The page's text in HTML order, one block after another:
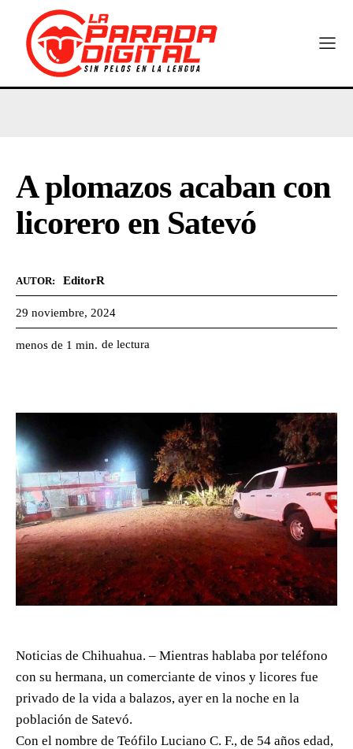
A plomazos acaban con
licorero en Satevó
AUTOR: EditorR
29 noviembre, 2024
menos de 1 min. de lectura
Noticias de Chihuahua. – Mientras hablaba por teléfono
con su hermana, un comerciante de vinos y licores fue
privado de la vida a balazos, ayer en la noche en la
población de Satevó.
Con el nombre de Teófilo Luciano C. F., de 54 años edad,